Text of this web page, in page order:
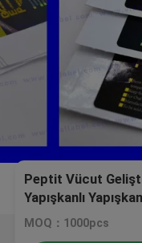
Peptit Vücut
Yapışkanlı
kendinden
MOQ：1000pcs